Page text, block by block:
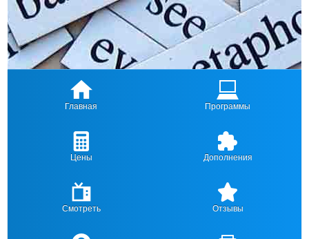
Главная Программы
Цены Дополнения
Смотреть Отзывы